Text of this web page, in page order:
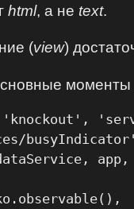
html, а не text.
(view)
моменты